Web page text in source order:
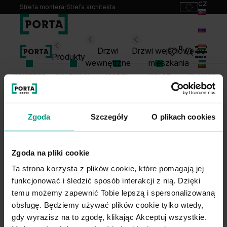
Zgoda Szczegóły O plikach cookies
Zgoda na pliki cookie
Ta strona korzysta z plików cookie, które pomagają jej
funkcjonować i śledzić sposób interakcji z nią. Dzięki
temu możemy zapewnić Tobie lepszą i spersonalizowaną
obsługę. Będziemy używać plików cookie tylko wtedy,
gdy wyrazisz na to zgodę, klikając Akceptuj wszystkie.
Strefa montera/Strefa architekta
cz
hu
bg
lt
Produkty
Drzwi
wewnętrzne
Drzwi wejściowe do
mieszkania
0
Wybierz swoje drzwi
Kontakt
Monterzy
Biuro prasowe
O nas
WNĘTRZE KOLEKCJA MODEL KOLOR KLAMKA
WYBIERZ KOLOR KLAMKI
2 WYBIERZ MODEL I MATERIAŁ KLAMKI